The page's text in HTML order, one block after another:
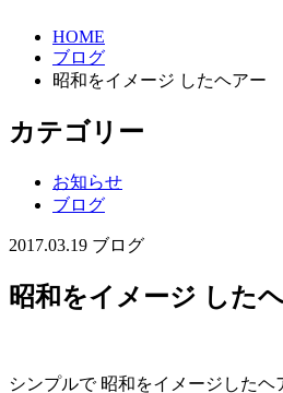
HOME
ブログ
昭和をイメージ したヘアー
カテゴリー
お知らせ
ブログ
2017.03.19 ブログ
昭和をイメージ した
シンプルで 昭和をイメージした